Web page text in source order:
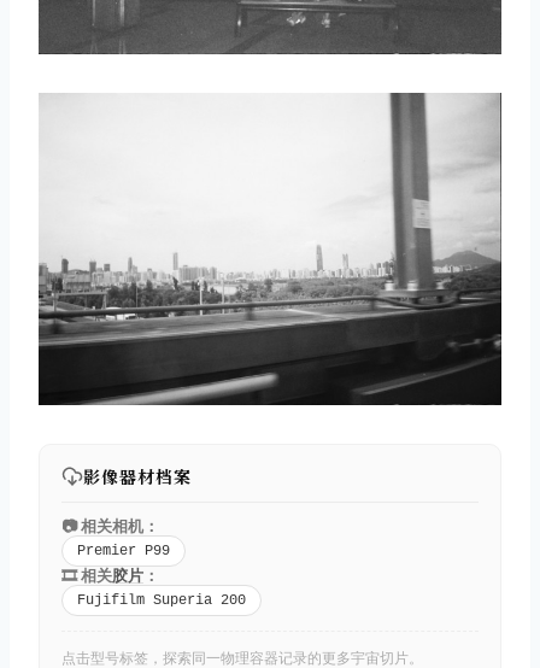
影像器材档案
📷 相关相机：
Premier P99
🎞️ 相关胶片 ：
Fujifilm Superia 200
点击型号标签，探索同一物理容器记录的更多宇宙切片。